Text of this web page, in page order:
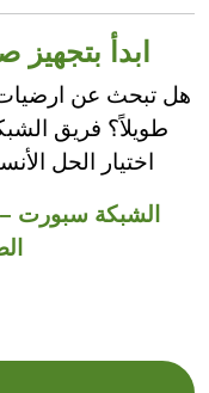
ابدأ
هل تبحث عن ارضيات
طويلاً؟ فريق
اختيار الحل
الشبكة سبورت